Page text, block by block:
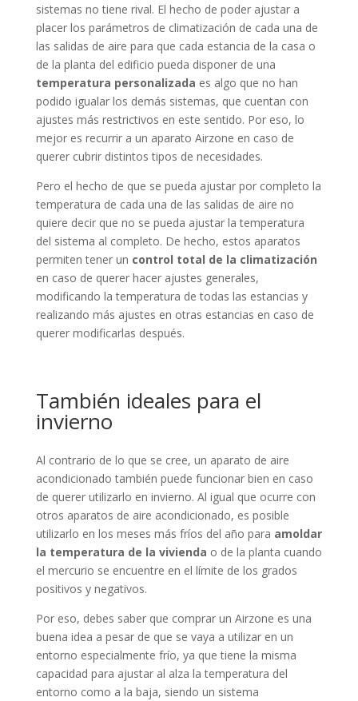
sistemas no tiene rival. El hecho de poder ajustar a
placer los parámetros de climatización de cada una de
las salidas de aire para que cada estancia de la casa o
de la planta del edificio pueda disponer de una
temperatura personalizada es algo que no han
podido igualar los demás sistemas, que cuentan con
ajustes más restrictivos en este sentido. Por eso, lo
mejor es recurrir a un aparato Airzone en caso de
querer cubrir distintos tipos de necesidades.
Pero el hecho de que se pueda ajustar por completo la
temperatura de cada una de las salidas de aire no
quiere decir que no se pueda ajustar la temperatura
del sistema al completo. De hecho, estos aparatos
permiten tener un control total de la climatización
en caso de querer hacer ajustes generales,
modificando la temperatura de todas las estancias y
realizando más ajustes en otras estancias en caso de
querer modificarlas después.
También ideales para el
invierno
Al contrario de lo que se cree, un aparato de aire
acondicionado también puede funcionar bien en caso
de querer utilizarlo en invierno. Al igual que ocurre con
otros aparatos de aire acondicionado, es posible
utilizarlo en los meses más fríos del año para amoldar
la temperatura de la vivienda o de la planta cuando
el mercurio se encuentre en el límite de los grados
positivos y negativos.
Por eso, debes saber que comprar un Airzone es una
buena idea a pesar de que se vaya a utilizar en un
entorno especialmente frío, ya que tiene la misma
capacidad para ajustar al alza la temperatura del
entorno como a la baja, siendo un sistema